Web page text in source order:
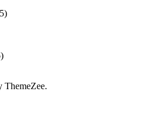
ThemeZee.